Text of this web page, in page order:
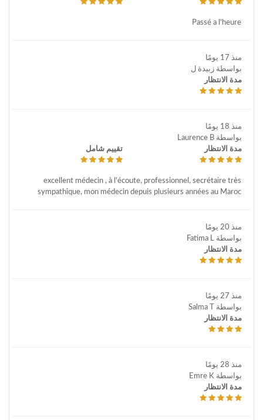
Passé a l'heure
منذ 17 يومًا
بواسطة زبيدة ل
مدة الانتظار
منذ 18 يومًا
بواسطة Laurence B
مدة الانتظار
تقييم شامل
excellent médecin , à l'écoute, professionnel, secrétaire très
sympathique, mon médecin depuis plusieurs années au Maroc
منذ 20 يومًا
بواسطة Fatima L
مدة الانتظار
منذ 27 يومًا
بواسطة Salma T
مدة الانتظار
منذ 28 يومًا
بواسطة Emre K
مدة الانتظار